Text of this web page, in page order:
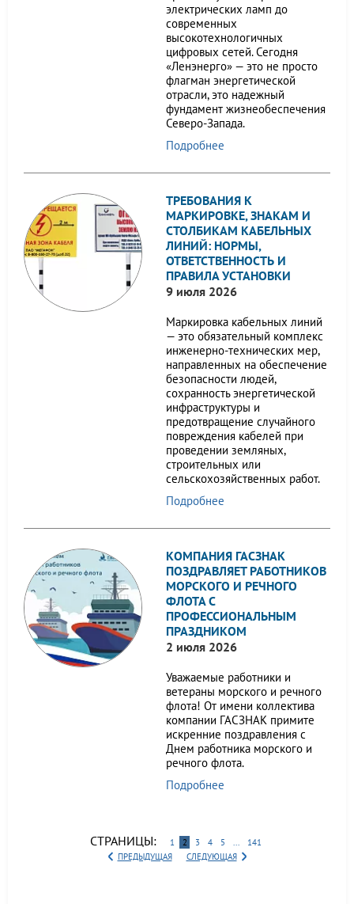
электрических ламп до
современных
высокотехнологичных
цифровых сетей. Сегодня
«Ленэнерго» — это не просто
флагман энергетической
отрасли, это надежный
фундамент жизнеобеспечения
Северо-Запада.
Подробнее
ТРЕБОВАНИЯ К
МАРКИРОВКЕ, ЗНАКАМ И
СТОЛБИКАМ КАБЕЛЬНЫХ
ЛИНИЙ: НОРМЫ,
ОТВЕТСТВЕННОСТЬ И
ПРАВИЛА УСТАНОВКИ
9 июля 2026
Маркировка кабельных линий
— это обязательный комплекс
инженерно-технических мер,
направленных на обеспечение
безопасности людей,
сохранность энергетической
инфраструктуры и
предотвращение случайного
повреждения кабелей при
проведении земляных,
строительных или
сельскохозяйственных работ.
Подробнее
КОМПАНИЯ ГАСЗНАК
ПОЗДРАВЛЯЕТ РАБОТНИКОВ
МОРСКОГО И РЕЧНОГО
ФЛОТА С
ПРОФЕССИОНАЛЬНЫМ
ПРАЗДНИКОМ
2 июля 2026
Уважаемые работники и
ветераны морского и речного
флота! От имени коллектива
компании ГАСЗНАК примите
искренние поздравления с
Днем работника морского и
речного флота.
Подробнее
СТРАНИЦЫ: 1 2 3 4 5 ...
141
ПРЕДЫДУЩАЯ
СЛЕДУЮЩАЯ